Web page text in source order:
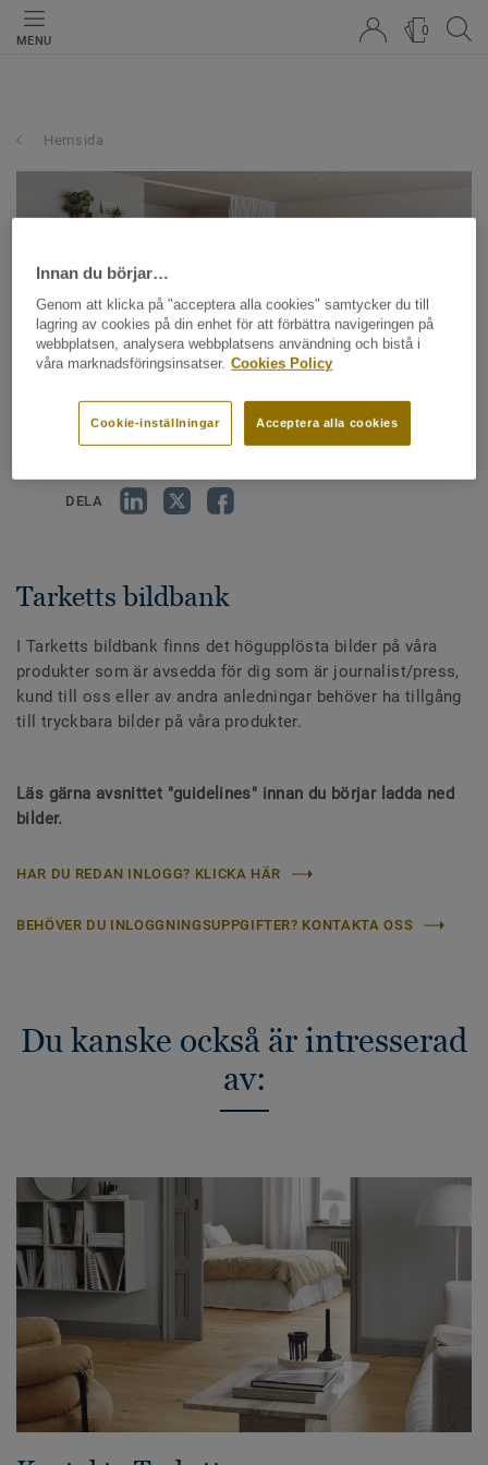
MENU
0
Hemsida
Bildbank
DELA
Tarketts bildbank
I Tarketts bildbank finns det högupplösta bilder på våra
produkter som är avsedda för dig som är journalist/press,
kund till oss eller av andra anledningar behöver ha tillgång
till tryckbara bilder på våra produkter.
Läs gärna avsnittet "guidelines" innan du börjar ladda ned
bilder.
HAR DU REDAN INLOGG? KLICKA HÄR
BEHÖVER DU INLOGGNINGSUPPGIFTER? KONTAKTA OSS
Du kanske också är intresserad
av:
Innan du börjar…
Genom att klicka på "acceptera alla cookies" samtycker du till
lagring av cookies på din enhet för att förbättra navigeringen på
webbplatsen, analysera webbplatsens användning och bistå i
våra marknadsföringsinsatser. Cookies Policy
Acceptera alla cookies
Cookie-inställningar